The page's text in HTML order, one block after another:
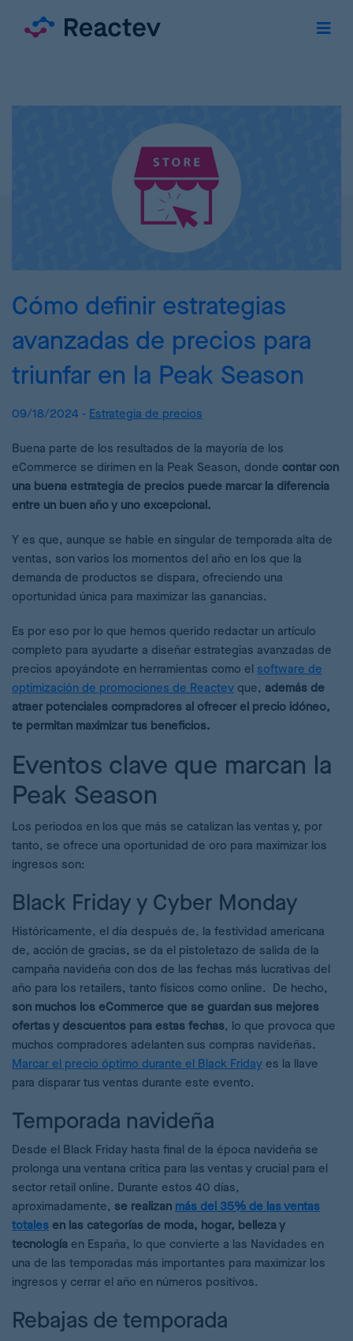
Cómo definir estrategias
avanzadas de precios para
triunfar en la Peak Season
09/18/2024 - Estrategia de precios
Buena parte de los resultados de la mayoría de los
eCommerce se dirimen en la Peak Season, donde contar con
una buena estrategia de precios puede marcar la diferencia
entre un buen año y uno excepcional.
Y es que, aunque se hable en singular de temporada alta de
ventas, son varios los momentos del año en los que la
demanda de productos se dispara, ofreciendo una
oportunidad única para maximizar las ganancias.
Es por eso por lo que hemos querido redactar un artículo
completo para ayudarte a diseñar estrategias avanzadas de
precios apoyándote en herramientas como el software de
optimización de promociones de Reactev que, además de
atraer potenciales compradores al ofrecer el precio idóneo,
te permitan maximizar tus beneficios.
Eventos clave que marcan la
Peak Season
Los periodos en los que más se catalizan las ventas y, por
tanto, se ofrece una oportunidad de oro para maximizar los
ingresos son:
Black Friday y Cyber Monday
Históricamente, el día después de, la festividad americana
de, acción de gracias, se da el pistoletazo de salida de la
campaña navideña con dos de las fechas más lucrativas del
año para los retailers, tanto físicos como online. De hecho,
son muchos los eCommerce que se guardan sus mejores
ofertas y descuentos para estas fechas, lo que provoca que
muchos compradores adelanten sus compras navideñas.
Marcar el precio óptimo durante el Black Friday es la llave
para disparar tus ventas durante este evento.
Temporada navideña
Desde el Black Friday hasta final de la época navideña se
prolonga una ventana crítica para las ventas y crucial para el
sector retail online. Durante estos 40 días,
aproximadamente, se realizan más del 35% de las ventas
totales en las categorías de moda, hogar, belleza y
tecnología en España, lo que convierte a las Navidades en
una de las temporadas más importantes para maximizar los
ingresos y cerrar el año en números positivos.
Rebajas de temporada